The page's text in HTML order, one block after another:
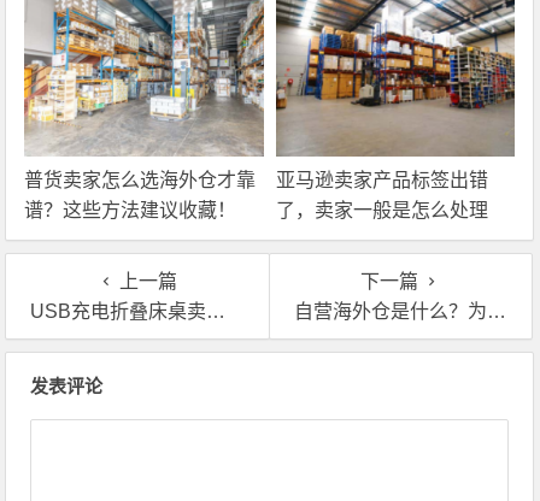
普货卖家怎么选海外仓才靠
谱？这些方法建议收藏！
亚马逊卖家产品标签出错
了，卖家一般是怎么处理
的？
上一篇
USB充电折叠床桌卖爆？没有英国海外仓真的会很难！
下一篇
自营海外仓是什么？为什么这么多跨境卖家都在用？
发表评论